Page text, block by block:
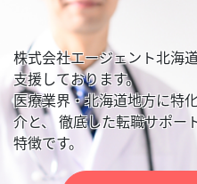
株式会社エージェント北海
支援しております。
医療業界・北海道地方に特
介と、 徹底した転職サポー
特徴です。